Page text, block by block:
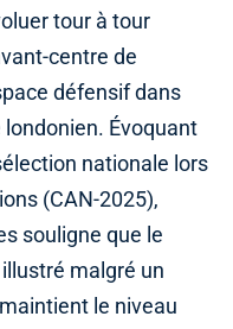
tour à tour
centre de
défensif dans
Évoquant
nationale lors
(CAN-2025),
souligne que le
illustré malgré un
le niveau